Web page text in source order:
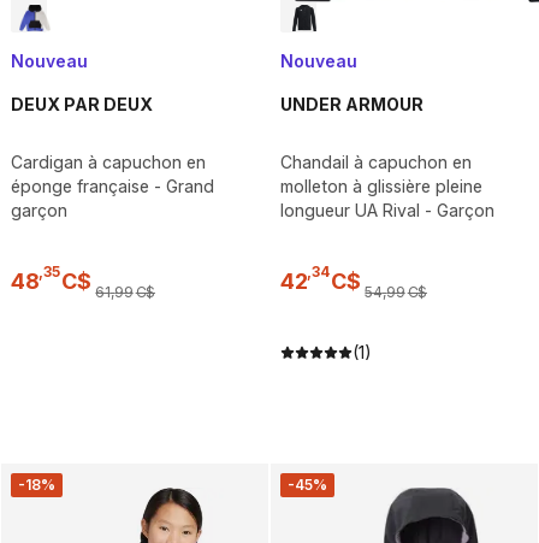
Nouveau
DEUX PAR DEUX
Cardigan à capuchon en
éponge française - Grand
garçon
48,35C$ 61,99C$
Nouveau
UNDER ARMOUR
Chandail à capuchon en
molleton à glissière pleine
longueur UA Rival - Garçon
42,34C$ 54,99C$
(1)
-18% -45%